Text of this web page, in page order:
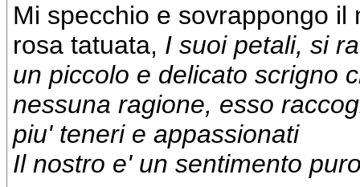
Mi specchio e sovrappongo
rosa tatuata, I suoi petali, si
un piccolo e delicato scrigno
nessuna ragione, esso
piu' teneri e appassionati
Il nostro e' un sentimento